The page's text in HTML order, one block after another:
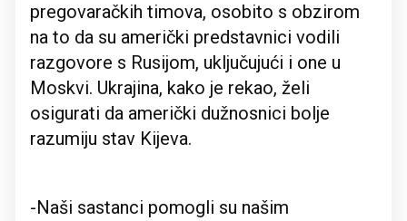
pregovaračkih timova, osobito s obzirom
na to da su američki predstavnici vodili
razgovore s Rusijom, uključujući i one u
Moskvi. Ukrajina, kako je rekao, želi
osigurati da američki dužnosnici bolje
razumiju stav Kijeva.
-Naši sastanci pomogli su našim